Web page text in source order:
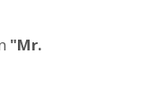
"Mr.